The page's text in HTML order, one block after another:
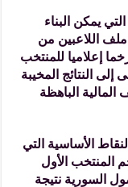
يمكن البناء
ملف اللاعبين من
إعلاميا للمنتخب
النتائج المخيبة
المالية الباهظة
الأساسية التي
المنتخب الأول
السورية نتيجة